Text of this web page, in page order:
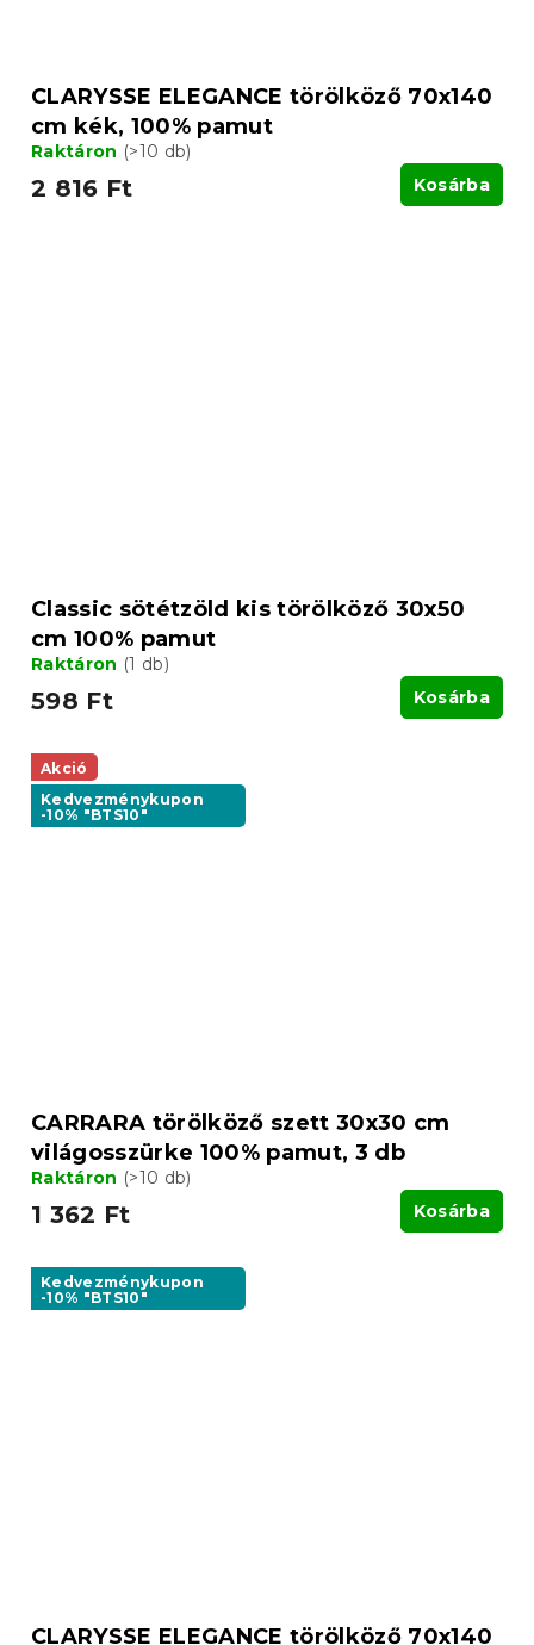
CLARYSSE ELEGANCE törölköző 70x140
cm kék, 100% pamut
Raktáron (>10 db)
2 816 Ft Kosárba
Classic sötétzöld kis törölköző 30x50
cm 100% pamut
Raktáron (1 db)
598 Ft Kosárba
Akció
Kedvezménykupon
-10% "BTS10"
CARRARA törölköző szett 30x30 cm
világosszürke 100% pamut, 3 db
Raktáron (>10 db)
1 362 Ft Kosárba
Kedvezménykupon
-10% "BTS10"
CLARYSSE ELEGANCE törölköző 70x140